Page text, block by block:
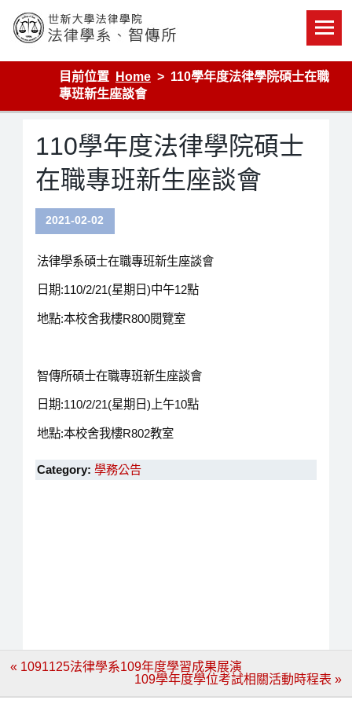
content
世新大學法律學院-法律學系-智慧財產暨科技法律研究所
目前位置
Home
110學年度法律學院碩士在職
專班新生座談會
110學年度法律學院碩士
在職專班新生座談會
2021-02-02
法律學系碩士在職專班新生座談會
日期:110/2/21(星期日)中午12點
地點:本校舍我樓R800閱覽室
智傳所碩士在職專班新生座談會
日期:110/2/21(星期日)上午10點
地點:本校舍我樓R802教室
Category: 學務公告
文
« 1091125法律學系109年度學習成果展演
109學年度學位考試相關活動時程表 »